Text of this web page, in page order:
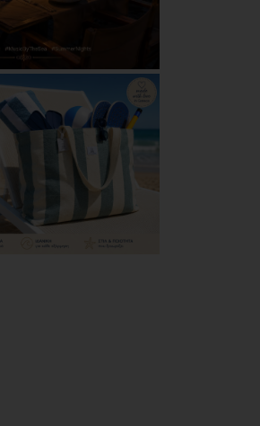
06/08/2026
Ολοταχώς για την
έκτη θητεία του ο
Δημήτρης Λουκάς
06/08/2026